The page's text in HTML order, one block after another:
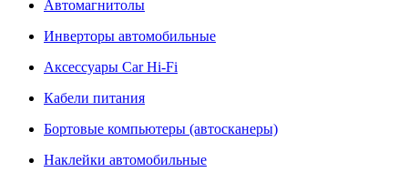
Автомагнитолы
Инверторы автомобильные
Аксессуары Car Hi-Fi
Кабели питания
Бортовые компьютеры (автосканеры)
Наклейки автомобильные